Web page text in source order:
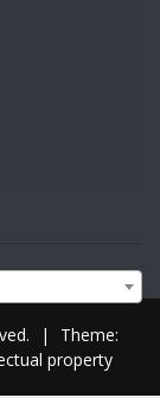
|
Theme:
property